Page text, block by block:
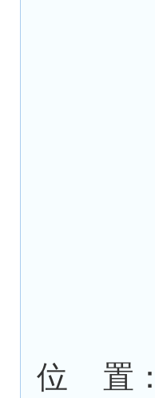
位 置：